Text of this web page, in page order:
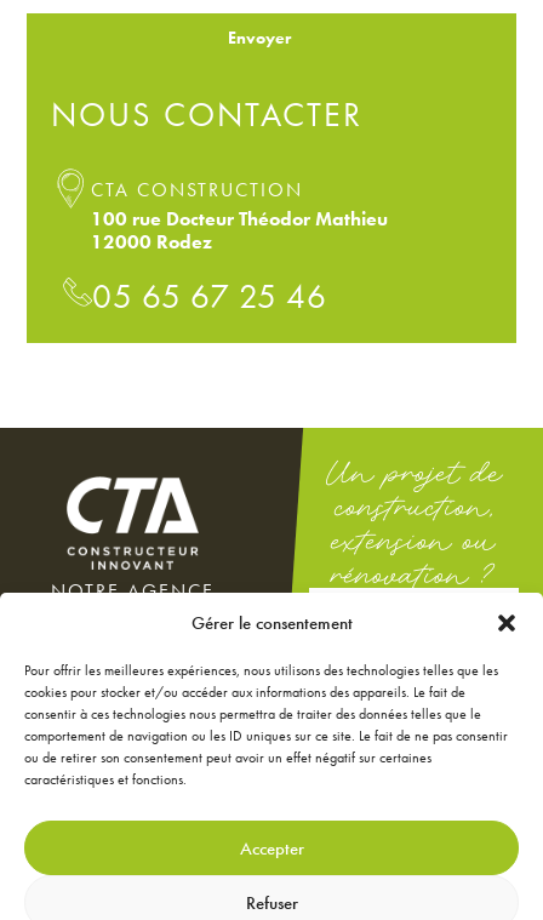
Gérer le consentement
Pour offrir les meilleures expériences, nous utilisons des technologies telles que les
cookies pour stocker et/ou accéder aux informations des appareils. Le fait de
consentir à ces technologies nous permettra de traiter des données telles que le
comportement de navigation ou les ID uniques sur ce site. Le fait de ne pas consentir
ou de retirer son consentement peut avoir un effet négatif sur certaines
caractéristiques et fonctions.
Accepter
Refuser
Envoyer
NOUS CONTACTER
CTA CONSTRUCTION
100 rue Docteur Théodor Mathieu
12000 Rodez
05 65 67 25 46
NOS ANNONCES
JE CONFIGURE MA
CONTACTEZ-NOUS
NOTRE AGENCE
100 rue Docteur Théodor
12000 Rodez
Du lundi au vendredi : 8h-12h
/ 14h-18h
Le samedi : 9h-12h
Un projet de
construction,
extension ou
rénovation ?
DEMANDEZ
GRATUITE